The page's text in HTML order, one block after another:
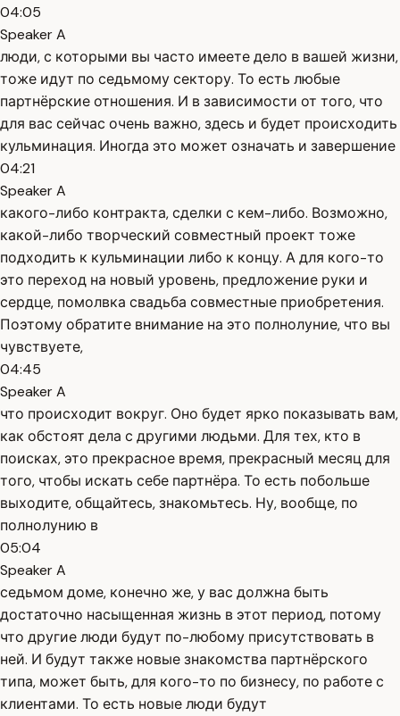
04:05
Speaker A
люди, с которыми вы часто имеете дело в вашей жизни,
тоже идут по седьмому сектору. То есть любые
партнёрские отношения. И в зависимости от того, что
для вас сейчас очень важно, здесь и будет происходить
кульминация. Иногда это может означать и завершение
04:21
Speaker A
какого-либо контракта, сделки с кем-либо. Возможно,
какой-либо творческий совместный проект тоже
подходить к кульминации либо к концу. А для кого-то
это переход на новый уровень, предложение руки и
сердце, помолвка свадьба совместные приобретения.
Поэтому обратите внимание на это полнолуние, что вы
чувствуете,
04:45
Speaker A
что происходит вокруг. Оно будет ярко показывать вам,
как обстоят дела с другими людьми. Для тех, кто в
поисках, это прекрасное время, прекрасный месяц для
того, чтобы искать себе партнёра. То есть побольше
выходите, общайтесь, знакомьтесь. Ну, вообще, по
полнолунию в
05:04
Speaker A
седьмом доме, конечно же, у вас должна быть
достаточно насыщенная жизнь в этот период, потому
что другие люди будут по-любому присутствовать в
ней. И будут также новые знакомства партнёрского
типа, может быть, для кого-то по бизнесу, по работе с
клиентами. То есть новые люди будут